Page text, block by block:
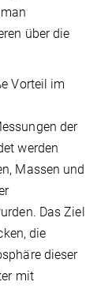
über die
Vorteil im
der
werden
Massen und
Das Ziel
die
dieser
mit